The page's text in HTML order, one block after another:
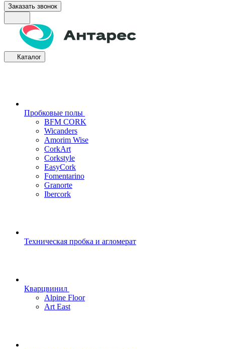
Заказать звонок
Каталог
Пробковые полы
BFM CORK
Wicanders
Amorim Wise
CorkArt
Corkstyle
EasyCork
Fomentarino
Granorte
Ibercork
Техническая пробка и агломерат
Кварцвинил
Alpine Floor
Art East